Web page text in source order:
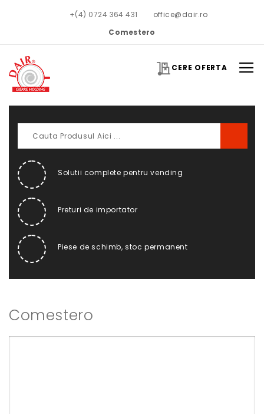
+(4) 0724 364 431
office@dair.ro
Comestero
CERE OFERTA
Solutii complete pentru vending
Preturi de importator
Piese de schimb, stoc permanent
Comestero